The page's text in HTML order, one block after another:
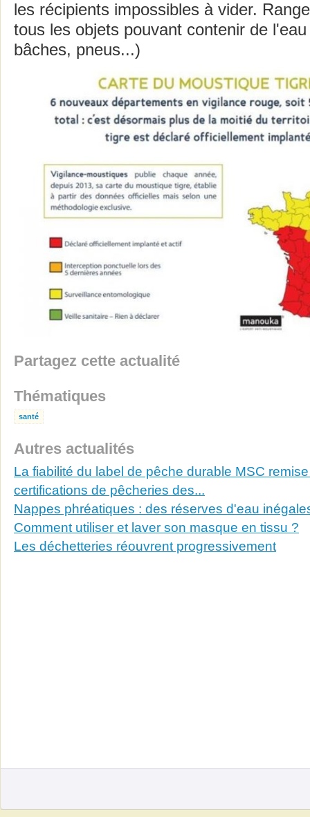
les récipients impossibles à vider.
tous les objets pouvant contenir de
bâches, pneus...)
Partagez cette actualité
Thématiques
santé
Autres actualités
La fiabilité du label de pêche durable MSC
certifications de pêcheries des...
Nappes phréatiques : des réserves d'eau
Comment utiliser et laver son masque en tissu ?
Les déchetteries réouvrent progressivement